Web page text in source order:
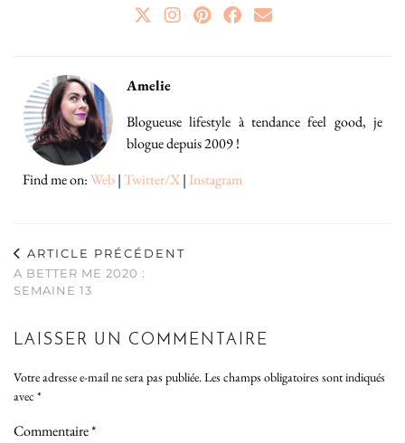
Amelie
Blogueuse lifestyle à tendance feel good, je
blogue depuis 2009 !
Find me on:Web|Twitter/X| Instagram
ARTICLE PRÉCÉDENT
A BETTER ME 2020 :
SEMAINE 13
LAISSER UN COMMENTAIRE
Votre adresse e-mail ne sera pas publiée.Les champs obligatoires sont indiqués
avec *
Commentaire*